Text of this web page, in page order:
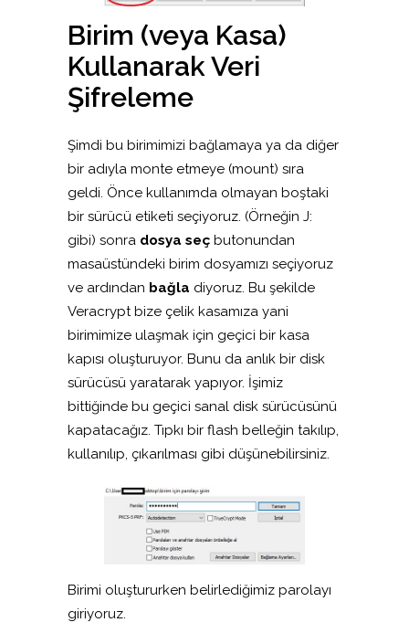
Birim (veya Kasa)
Kullanarak Veri
Şifreleme
Şimdi bu birimimizi bağlamaya ya da diğer
bir adıyla monte etmeye (mount) sıra
geldi. Önce kullanımda olmayan boştaki
bir sürücü etiketi seçiyoruz. (Örneğin J:
gibi) sonra dosya seç butonundan
masaüstündeki birim dosyamızı seçiyoruz
ve ardından bağla diyoruz. Bu şekilde
Veracrypt bize çelik kasamıza yani
birimimize ulaşmak için geçici bir kasa
kapısı oluşturuyor. Bunu da anlık bir disk
sürücüsü yaratarak yapıyor. İşimiz
bittiğinde bu geçici sanal disk sürücüsünü
kapatacağız. Tıpkı bir flash belleğin takılıp,
kullanılıp, çıkarılması gibi düşünebilirsiniz.
Birimi oluştururken belirlediğimiz parolayı
giriyoruz.